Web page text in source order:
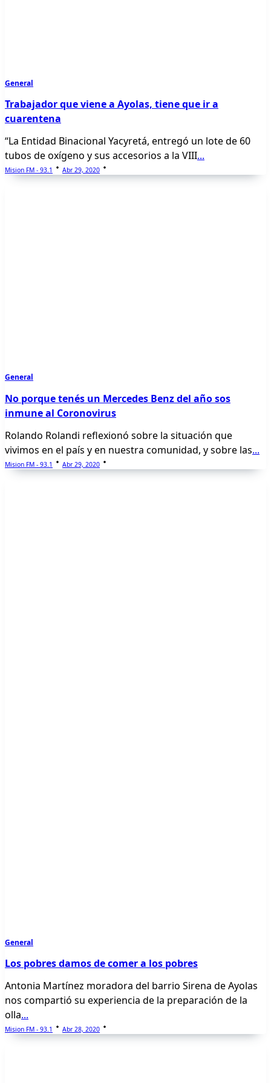
General
Trabajador que viene a Ayolas, tiene que ir a
cuarentena
“La Entidad Binacional Yacyretá, entregó un lote de 60
tubos de oxígeno y sus accesorios a la VIII...
Mision FM - 93.1 Abr 29, 2020
General
No porque tenés un Mercedes Benz del año sos
inmune al Coronovirus
Rolando Rolandi reflexionó sobre la situación que
vivimos en el país y en nuestra comunidad, y sobre las...
Mision FM - 93.1 Abr 29, 2020
General
Los pobres damos de comer a los pobres
Antonia Martínez moradora del barrio Sirena de Ayolas
nos compartió su experiencia de la preparación de la
olla...
Mision FM - 93.1 Abr 28, 2020